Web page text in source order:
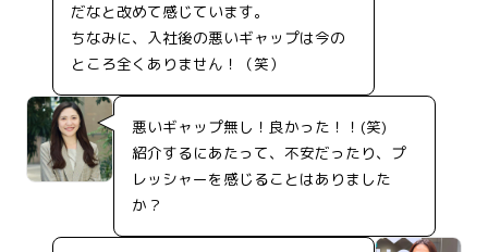
だなと改めて感じています。
ちなみに、入社後の悪いギャップは今の
ところ全くありません！（笑）
悪いギャップ無し！良かった！！(笑)
紹介するにあたって、不安だったり、プ
レッシャーを感じることはありました
か？